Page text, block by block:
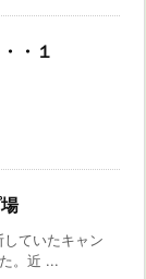
・１
ていたキャン
。近 ...